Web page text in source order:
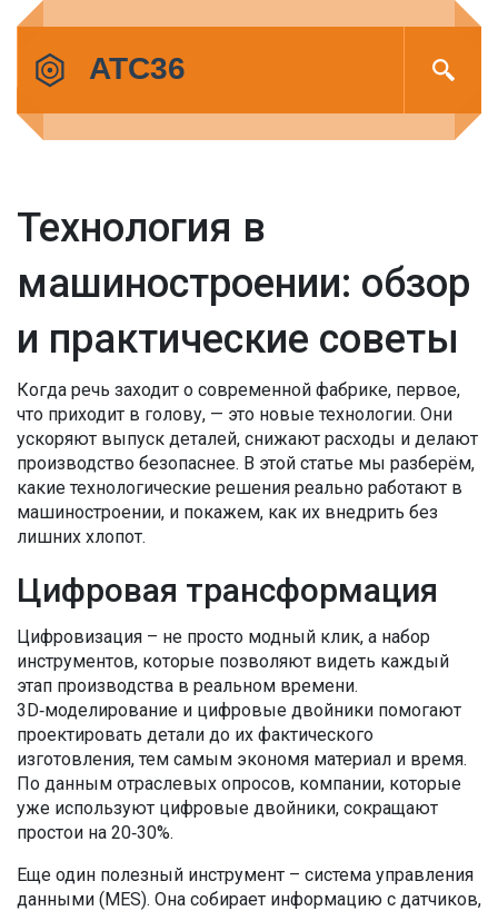
Технология в
машиностроении: обзор
и практические советы
Когда речь заходит о современной фабрике, первое,
что приходит в голову, — это новые технологии. Они
ускоряют выпуск деталей, снижают расходы и делают
производство безопаснее. В этой статье мы разберём,
какие технологические решения реально работают в
машиностроении, и покажем, как их внедрить без
лишних хлопот.
Цифровая трансформация
Цифровизация – не просто модный клик, а набор
инструментов, которые позволяют видеть каждый
этап производства в реальном времени.
3D‑моделирование и цифровые двойники помогают
проектировать детали до их фактического
изготовления, тем самым экономя материал и время.
По данным отраслевых опросов, компании, которые
уже используют цифровые двойники, сокращают
простои на 20‑30%.
Еще один полезный инструмент – система управления
данными (MES). Она собирает информацию с датчиков,